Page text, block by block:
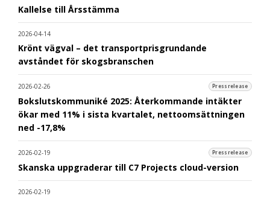
Kallelse till Årsstämma
2026-04-14
Krönt vägval – det transportprisgrundande
avståndet för skogsbranschen
2026-02-26 Pressrelease
Bokslutskommuniké 2025: Återkommande intäkter
ökar med 11% i sista kvartalet, nettoomsättningen
ned -17,8%
2026-02-19 Pressrelease
Skanska uppgraderar till C7 Projects cloud-version
2026-02-19